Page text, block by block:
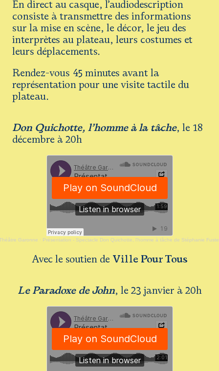
Newsletter
Espace presse
En direct au casque, l’audiodescription
consiste à transmettre des informations
sur la mise en scène, le décor, le jeu des
interprètes au plateau, leurs costumes et
leurs déplacements.
Rendez-vous 45 minutes avant la
représentation pour une visite tactile du
plateau.
Don Quichotte, l’homme à la tâche, le 18
décembre à 20h
Garonne · Présentation - Spectacle Don Quichotte, l'homme à tâche de Stéphanie
Avec le soutien de Ville Pour Tous
Le Paradoxe de John, le 23 janvier à 20h